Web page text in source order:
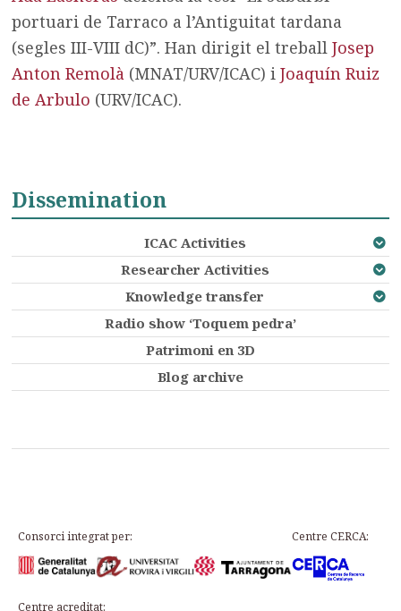
portuari de Tarraco a l’Antiguitat tardana
(segles III-VIII dC)”. Han dirigit el treballJosep
Anton Remolà (MNAT/URV/ICAC) iJoaquín Ruiz
de Arbulo (URV/ICAC).
Dissemination
ICAC Activities
Researcher Activities
Knowledge transfer
Radio show ‘Toquem pedra’
Patrimoni en 3D
Blog archive
Consorci integrat per: Centre CERCA:
Centre acreditat: